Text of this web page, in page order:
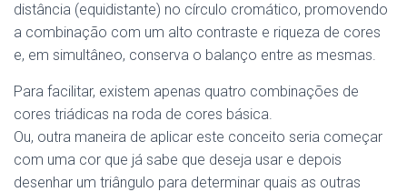
distância (equidistante) no círculo cromático, promovendo
a combinação com um alto contraste e riqueza de cores
e, em simultâneo, conserva o balanço entre as mesmas.
Para facilitar, existem apenas quatro combinações de
cores triádicas na roda de cores básica.
Ou, outra maneira de aplicar este conceito seria começar
com uma cor que já sabe que deseja usar e depois
desenhar um triângulo para determinar quais as outras